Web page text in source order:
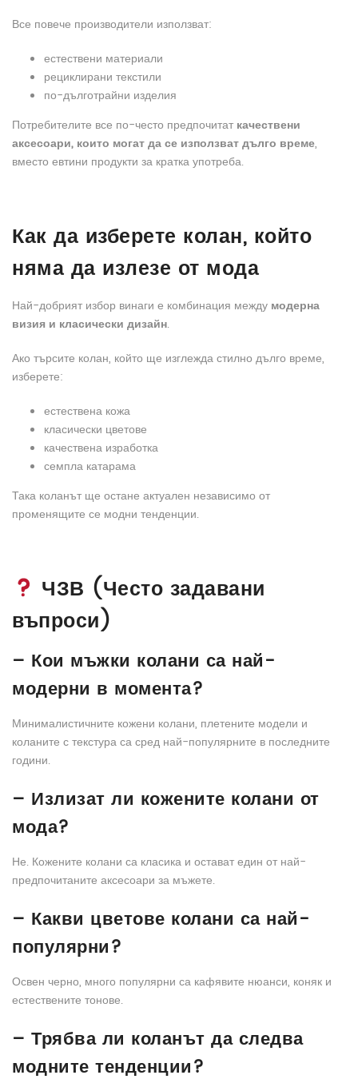
Все повече производители използват:
естествени материали
рециклирани текстили
по-дълготрайни изделия
Потребителите все по-често предпочитат качествени
аксесоари, които могат да се използват дълго време,
вместо евтини продукти за кратка употреба.
Как да изберете колан, който
няма да излезе от мода
Най-добрият избор винаги е комбинация между модерна
визия и класически дизайн.
Ако търсите колан, който ще изглежда стилно дълго време,
изберете:
естествена кожа
класически цветове
качествена изработка
семпла катарама
Така коланът ще остане актуален независимо от
променящите се модни тенденции.
ЧЗВ (Често задавани
въпроси)
– Кои мъжки колани са най-
модерни в момента?
Минималистичните кожени колани, плетените модели и
коланите с текстура са сред най-популярните в последните
години.
– Излизат ли кожените колани от
мода?
Не. Кожените колани са класика и остават един от най-
предпочитаните аксесоари за мъжете.
– Какви цветове колани са най-
популярни?
Освен черно, много популярни са кафявите нюанси, коняк и
естествените тонове.
– Трябва ли коланът да следва
модните тенденции?